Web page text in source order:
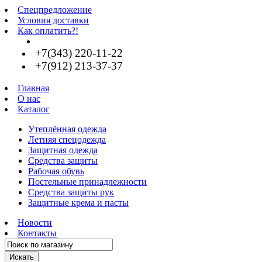
Спецпредложение
Условия доставки
Как оплатить?!
+7(343) 220-11-22
+7(912) 213-37-37
Главная
О нас
Каталог
Утеплённая одежда
Летняя спецодежда
Защитная одежда
Средства защиты
Рабочая обувь
Постельные принадлежности
Средства защиты рук
Защитные крема и пасты
Новости
Контакты